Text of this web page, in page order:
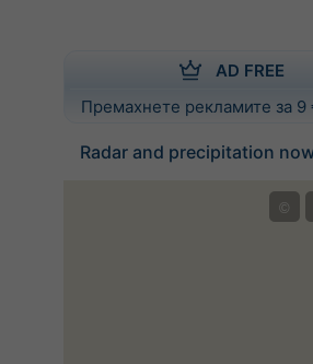
AD FREE
Премахнете рекламите за
Radar and precipitation
©